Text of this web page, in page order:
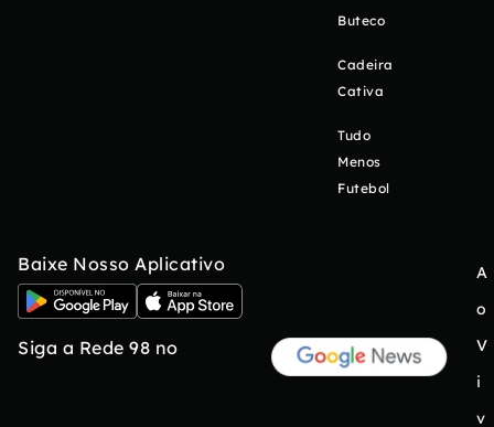
Buteco
Cadeira
Cativa
Tudo
Menos
Futebol
Baixe Nosso Aplicativo
Siga a Rede 98 no
A
o
V
i
v